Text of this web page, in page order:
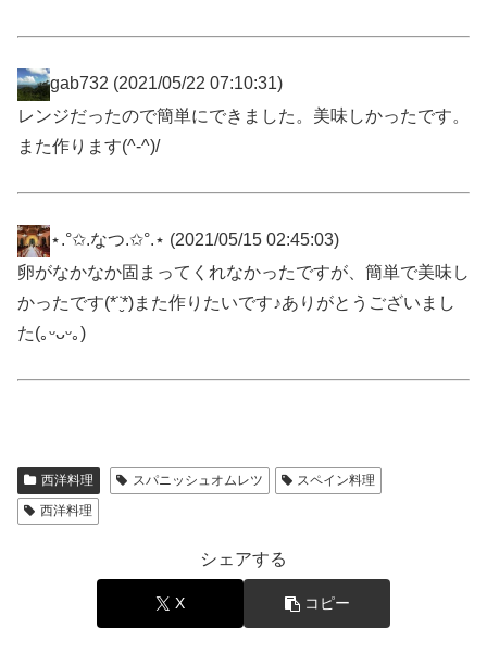
gab732 (2021/05/22 07:10:31)
レンジだったので簡単にできました。美味しかったです。
また作ります(^-^)/
⋆.°✩.なつ.✩°.⋆ (2021/05/15 02:45:03)
卵がなかなか固まってくれなかったですが、簡単で美味し
かったです(*¨̮*)また作りたいです♪ありがとうございまし
た(｡ᵕᴗᵕ｡)
西洋料理 スパニッシュオムレツ
スペイン料理
西洋料理
シェアする
X コピー